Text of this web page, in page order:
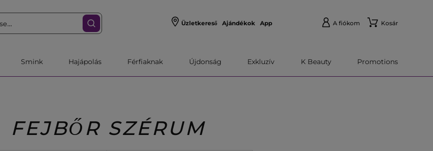
Üzletkereső Ajándékok App A fiókom Kosár
Smink Hajápolás Férfiaknak Újdonság Exkluzív K Beauty Promotions
FEJBŐR SZÉRUM